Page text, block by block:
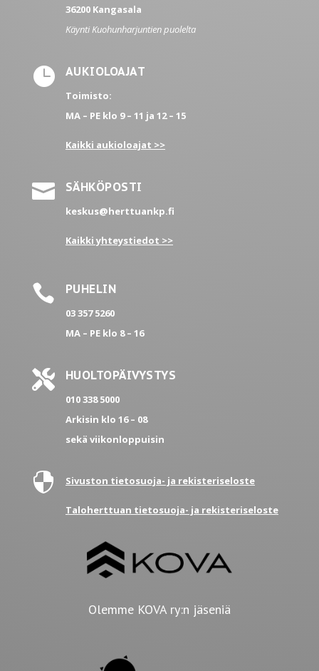
36200 Kangasala
Käynti Kuohunharjuntien puolelta
 AUKIOLOAJAT
Toimisto:
MA – PEklo 9 – 11 ja 12 – 15
Kaikki aukioloajat >>
 SÄHKÖPOSTI
keskus@herttuankp.fi
Kaikki yhteystiedot >>
 PUHELIN
03 357 5260
MA – PE klo 8 – 16
 HUOLTOPÄIVYSTYS
010 338 5000
Arkisin klo 16 – 08
sekä viikonloppuisin
 Sivuston tietosuoja- ja rekisteriseloste
Taloherttuan tietosuoja- ja rekisteriseloste
Olemme KOVA ry:n jäseniä